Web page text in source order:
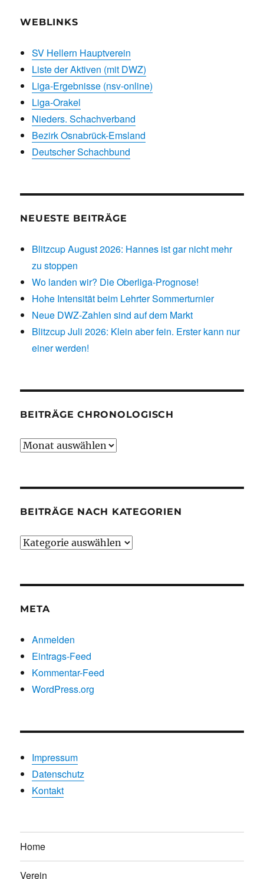
WEBLINKS
SV Hellern Hauptverein
Liste der Aktiven (mit DWZ)
Liga-Ergebnisse (nsv-online)
Liga-Orakel
Nieders. Schachverband
Bezirk Osnabrück-Emsland
Deutscher Schachbund
NEUESTE BEITRÄGE
Blitzcup August 2026: Hannes ist gar nicht mehr
zu stoppen
Wo landen wir? Die Oberliga-Prognose!
Hohe Intensität beim Lehrter Sommerturnier
Neue DWZ-Zahlen sind auf dem Markt
Blitzcup Juli 2026: Klein aber fein. Erster kann nur
einer werden!
BEITRÄGE CHRONOLOGISCH
Beiträge
BEITRÄGE NACH KATEGORIEN
Beiträge
META
Anmelden
Eintrags-Feed
Kommentar-Feed
WordPress.org
Impressum
Datenschutz
Kontakt
Home
Verein